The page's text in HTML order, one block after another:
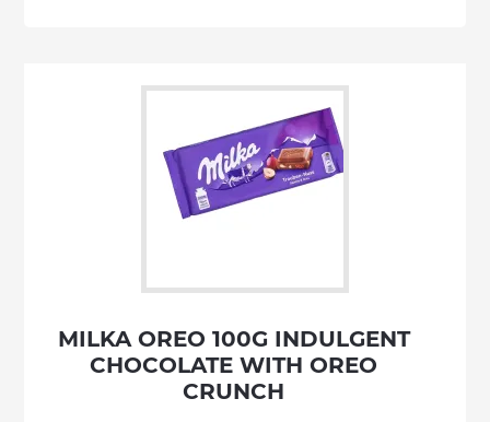
MILKA OREO 100G INDULGENT
CHOCOLATE WITH OREO
CRUNCH